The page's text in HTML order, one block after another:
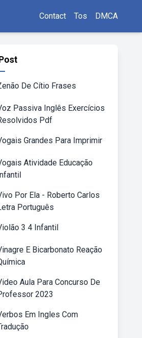
Contact Tos DMCA
De Cítio Frases
Passiva Inglês Exercícios
Pdf
Grandes Para Imprimir
Atividade Educação
Por Ela - Roberto Carlos
Português
3 4 Infantil
E Bicarbonato Reação
Aula Para Concurso De
2023
Em Ingles Com